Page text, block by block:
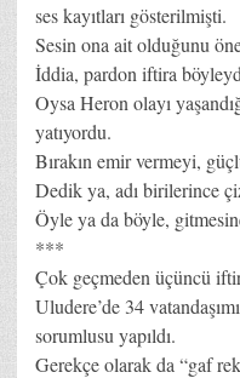
ses kayıtları gösterilmişti.
Sesin ona ait olduğunu
İddia, pardon iftira
Oysa Heron olayı
yatıyordu.
Bırakın emir vermeyi,
Dedik ya, adı birilerince
Öyle ya da böyle,
***
Çok geçmeden üçüncü
Uludere’de 34
sorumlusu yapıldı.
Gerekçe olarak da “gaf